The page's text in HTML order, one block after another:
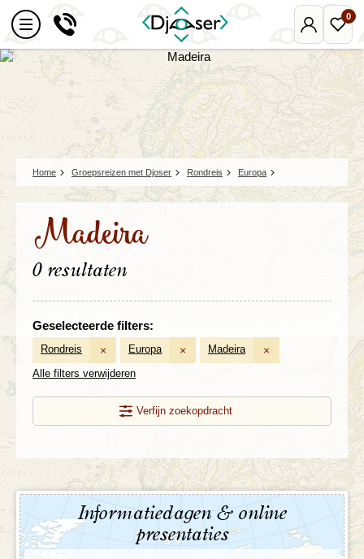
Mijn
Djoser
0
Home Groepsreizen met Djoser Rondreis Europa
Madeira
0 resultaten
Geselecteerde filters:
Rondreis × Europa × Madeira ×
Alle filters verwijderen
Verfijn zoekopdracht
Informatiedagen & online
presentaties